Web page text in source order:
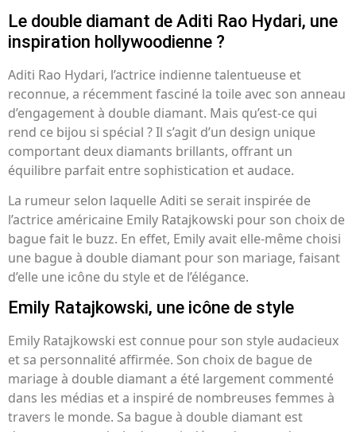
Le double diamant de Aditi Rao Hydari, une
inspiration hollywoodienne ?
Aditi Rao Hydari, l’actrice indienne talentueuse et
reconnue, a récemment fasciné la toile avec son anneau
d’engagement à double diamant. Mais qu’est-ce qui
rend ce bijou si spécial ? Il s’agit d’un design unique
comportant deux diamants brillants, offrant un
équilibre parfait entre sophistication et audace.
La rumeur selon laquelle Aditi se serait inspirée de
l’actrice américaine Emily Ratajkowski pour son choix de
bague fait le buzz. En effet, Emily avait elle-même choisi
une bague à double diamant pour son mariage, faisant
d’elle une icône du style et de l’élégance.
Emily Ratajkowski, une icône de style
Emily Ratajkowski est connue pour son style audacieux
et sa personnalité affirmée. Son choix de bague de
mariage à double diamant a été largement commenté
dans les médias et a inspiré de nombreuses femmes à
travers le monde. Sa bague à double diamant est